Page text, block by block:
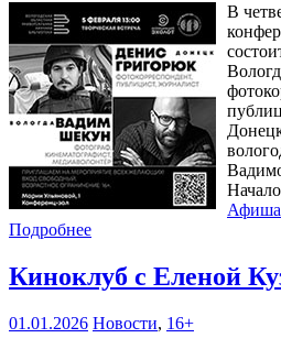
В
Афиша
Подробнее
Киноклуб с Еленой
01.01.2026 Новости, 16+